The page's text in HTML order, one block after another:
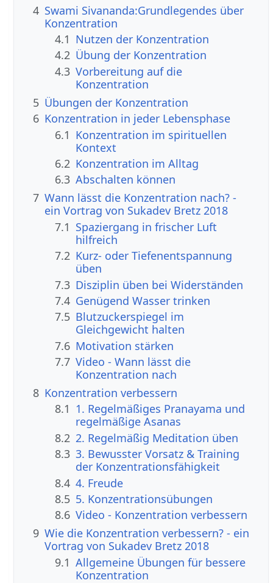
4 Swami Sivananda:Grundlegendes über
Konzentration
4.1 Nutzen der Konzentration
4.2 Übung der Konzentration
4.3 Vorbereitung auf die
Konzentration
5 Übungen der Konzentration
6 Konzentration in jeder Lebensphase
6.1 Konzentration im spirituellen
Kontext
6.2 Konzentration im Alltag
6.3 Abschalten können
7 Wann lässt die Konzentration nach? -
ein Vortrag von Sukadev Bretz 2018
7.1 Spaziergang in frischer Luft
hilfreich
7.2 Kurz- oder Tiefenentspannung
üben
7.3 Disziplin üben bei Widerständen
7.4 Genügend Wasser trinken
7.5 Blutzuckerspiegel im
Gleichgewicht halten
7.6 Motivation stärken
7.7 Video - Wann lässt die
Konzentration nach
8 Konzentration verbessern
8.1 1. Regelmäßiges Pranayama und
regelmäßige Asanas
8.2 2. Regelmäßig Meditation üben
8.3 3. Bewusster Vorsatz & Training
der Konzentrationsfähigkeit
8.4 4. Freude
8.5 5. Konzentrationsübungen
8.6 Video - Konzentration verbessern
9 Wie die Konzentration verbessern? - ein
Vortrag von Sukadev Bretz 2018
9.1 Allgemeine Übungen für bessere
Konzentration